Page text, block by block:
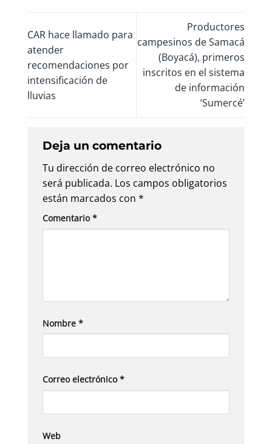
CAR hace llamado para
atender
recomendaciones por
intensificación de
lluvias
Productores
campesinos de Samacá
(Boyacá), primeros
inscritos en el sistema
de información
‘Sumercé’
Deja un comentario
Tu dirección de correo electrónico no
será publicada. Los campos obligatorios
están marcados con *
Comentario*
Nombre *
Correo electrónico*
Web